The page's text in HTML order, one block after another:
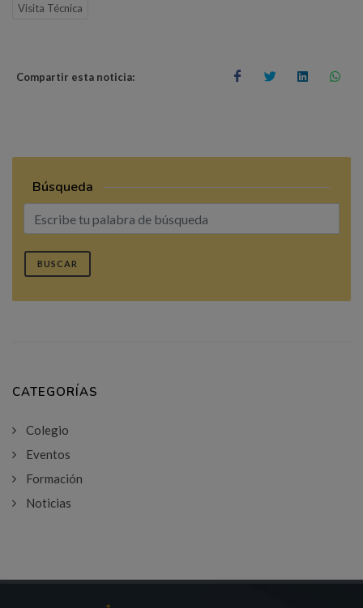
Visita Técnica
Compartir esta noticia:
Búsqueda
BUSCAR
CATEGORÍAS
Colegio
Eventos
Formación
Noticias